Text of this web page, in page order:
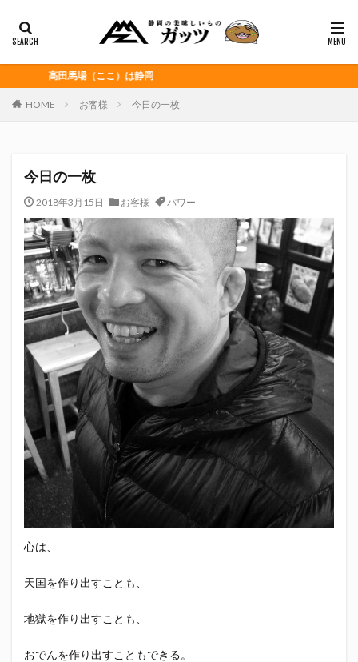
高田馬場（ここ）は静岡
HOME お客様 今日の一枚
今日の一枚
2018年3月15日 お客様 パワー
心は、
天国を作り出すことも、
地獄を作り出すことも、
おでんを作り出すこともできる。
富士宮やきそば 桜えび 浜松餃子
Jリーグ
いわてグルージャ盛岡
うなぎパイ
おがわ
おんな泣かせ
くふうハヤテベンチャーズ静岡
こっこ
たけしの挑戦状
たけし軍団
ちびまる子
どんどん
はごろもフーズ みかん
みともさん
アスルクラロ沼津
アビスパ福岡
アマンド娘
イカゲーム
インチキおじさん
エスエスケイフーズ
エスパルス登山部
エルゴラッソ
オレンジデイズ
カップヌードル
カツオ カミュ
ガッツ星人
ガンダム
キンミヤ クリアソン新宿
ゴウ清水
サウナしきじ
サガン鳥栖
サッポロビール
サッポロ黒ラベル
サンフレッチェ広島
シーラック
ジェフユナイテッド市原・千葉
ジュビロ磐田
セレッソ大阪
ダーツ トリイソース
ドラゴン
ベアードビール
三和酒造
三和酒造場